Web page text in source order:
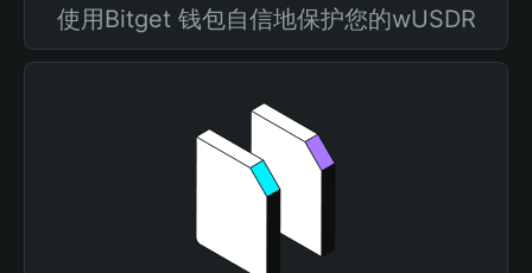
使用Bitget 钱包自信地保护您的wUSDR